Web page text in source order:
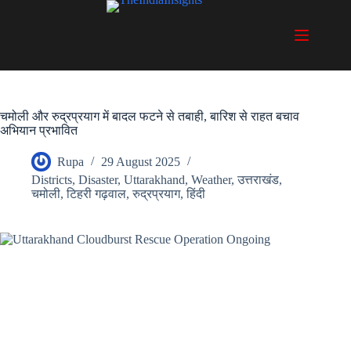
चमोली और रुद्रप्रयाग में बादल फटने से तबाही, बारिश से राहत बचाव
अभियान प्रभावित
Rupa
29 August 2025
Districts, Disaster, Uttarakhand, Weather,उत्तराखंड,
चमोली,टिहरी गढ़वाल,रुद्रप्रयाग,हिंदी